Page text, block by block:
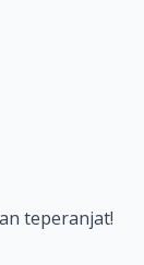
teperanjat!